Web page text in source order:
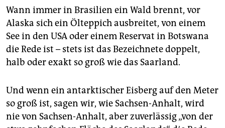
Wann immer in Brasilien ein Wald brennt, vor
Alaska sich ein Ölteppich ausbreitet, von einem
See in den USA oder einem Reservat in Botswana
die Rede ist – stets ist das Bezeichnete doppelt,
halb oder exakt so groß wie das Saarland.
Und wenn ein antarktischer Eisberg auf den Meter
so groß ist, sagen wir, wie Sachsen-Anhalt, wird
nie von Sachsen-Anhalt, aber zuverlässig „von der